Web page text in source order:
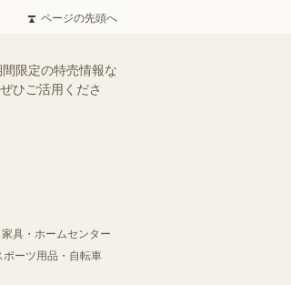
ページの先頭へ
限定の特売情報な
ひご活用くださ
家具・ホームセンター
ポーツ用品・自転車